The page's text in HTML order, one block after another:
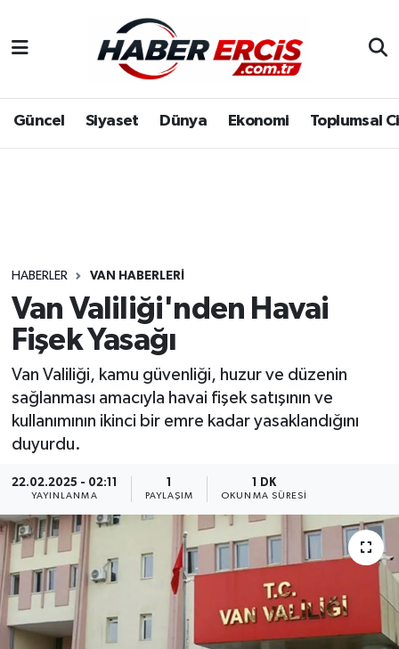
Güncel Siyaset Dünya Ekonomi Toplumsal
HABERLER VAN HABERLERI
Van Valiliği'nden Havai
Fişek Yasağı
Van Valiliği, kamu güvenliği, huzur ve düzenin
sağlanması amacıyla havai fişek satışının ve
kullanımının ikinci bir emre kadar yasaklandığını
duyurdu.
22.02.2025 - 02:11
YAYINLANMA PAYLAŞIM
1 DK
OKUNMA SÜRESI